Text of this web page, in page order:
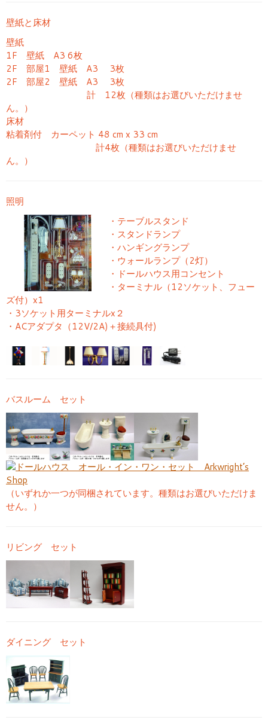
壁紙と床材
壁紙
1F 壁紙 A3 6枚
2F 部屋1 壁紙 A3 3枚
2F 部屋2 壁紙 A3 3枚
計 12枚（種類はお選びいただけませ
ん。）
床材
粘着剤付 カーペット 48 cm x 33 cm
計4枚（種類はお選びいただけませ
ん。）
照明
・テーブルスタンド
・スタンドランプ
・ハンギングランプ
・ウォールランプ（2灯）
・ドールハウス用コンセント
・ターミナル（12ソケット、フュー
ズ付）x1
・3ソケット用ターミナルx２
・ACアダプタ（12V/2A)＋接続具付)
バスルーム セット
（いずれか一つが同梱されています。種類はお選びいただけま
せん。）
リビング セット
ダイニング セット